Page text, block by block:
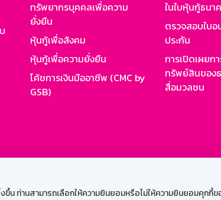
ท่านสามารถเลือกให้ความยินยอมหรือไม่ให้ความยินยอมคุกกี้ข
ทรัพยากรบุคคลเพื่อความ
ยั่งยืน
หุ้นกู้เพื่อสังคม
หุ้นกู้เพื่อความยั่งยืน
โค้ชการเงินมืออาชีพ (CMC by
GSB)
ในใบหุ้นกู้ธนา
ตรวจสอบใบ
ประกัน
การเปิดเผยก
ทรัพย์สินของ
สื่อมวลชน